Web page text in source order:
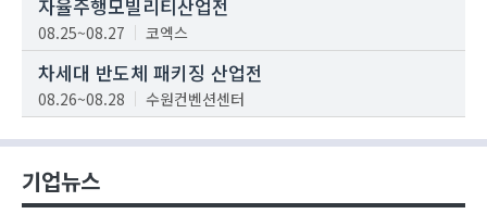
자율주행모빌리티산업전
08.25~08.27 코엑스
차세대 반도체 패키징 산업전
08.26~08.28 수원컨벤션센터
기업뉴스